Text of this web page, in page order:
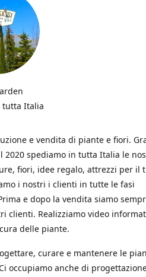
tutta Italia
e vendita di piante e fiori.
2020 spediamo in tutta Italia le
fiori, idee regalo, attrezzi per il
i nostri i clienti in tutte le fasi
e dopo la vendita siamo
clienti. Realizziamo video
delle piante.
curare e mantenere le
occupiamo anche di